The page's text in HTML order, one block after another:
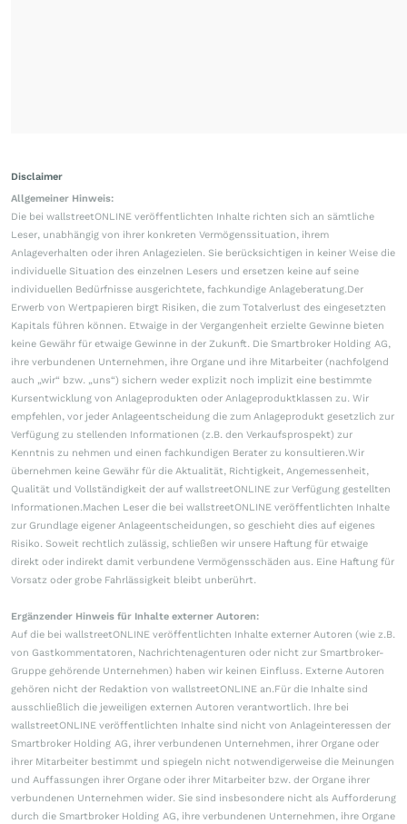
Disclaimer
Allgemeiner Hinweis:
Die bei wallstreetONLINE veröffentlichten Inhalte richten sich an sämtliche
Leser, unabhängig von ihrer konkreten Vermögenssituation, ihrem
Anlageverhalten oder ihren Anlagezielen. Sie berücksichtigen in keiner Weise die
individuelle Situation des einzelnen Lesers und ersetzen keine auf seine
individuellen Bedürfnisse ausgerichtete, fachkundige Anlageberatung.Der
Erwerb von Wertpapieren birgt Risiken, die zum Totalverlust des eingesetzten
Kapitals führen können. Etwaige in der Vergangenheit erzielte Gewinne bieten
keine Gewähr für etwaige Gewinne in der Zukunft. Die Smartbroker Holding AG,
ihre verbundenen Unternehmen, ihre Organe und ihre Mitarbeiter (nachfolgend
auch „wir“ bzw. „uns“) sichern weder explizit noch implizit eine bestimmte
Kursentwicklung von Anlageprodukten oder Anlageproduktklassen zu. Wir
empfehlen, vor jeder Anlageentscheidung die zum Anlageprodukt gesetzlich zur
Verfügung zu stellenden Informationen (z.B. den Verkaufsprospekt) zur
Kenntnis zu nehmen und einen fachkundigen Berater zu konsultieren.Wir
übernehmen keine Gewähr für die Aktualität, Richtigkeit, Angemessenheit,
Qualität und Vollständigkeit der auf wallstreetONLINE zur Verfügung gestellten
Informationen.Machen Leser die bei wallstreetONLINE veröffentlichten Inhalte
zur Grundlage eigener Anlageentscheidungen, so geschieht dies auf eigenes
Risiko. Soweit rechtlich zulässig, schließen wir unsere Haftung für etwaige
direkt oder indirekt damit verbundene Vermögensschäden aus. Eine Haftung für
Vorsatz oder grobe Fahrlässigkeit bleibt unberührt.
Ergänzender Hinweis für Inhalte externer Autoren:
Auf die bei wallstreetONLINE veröffentlichten Inhalte externer Autoren (wie z.B.
von Gastkommentatoren, Nachrichtenagenturen oder nicht zur Smartbroker-
Gruppe gehörende Unternehmen) haben wir keinen Einfluss. Externe Autoren
gehören nicht der Redaktion von wallstreetONLINE an.Für die Inhalte sind
ausschließlich die jeweiligen externen Autoren verantwortlich. Ihre bei
wallstreetONLINE veröffentlichten Inhalte sind nicht von Anlageinteressen der
Smartbroker Holding AG, ihrer verbundenen Unternehmen, ihrer Organe oder
ihrer Mitarbeiter bestimmt und spiegeln nicht notwendigerweise die Meinungen
und Auffassungen ihrer Organe oder ihrer Mitarbeiter bzw. der Organe ihrer
verbundenen Unternehmen wider. Sie sind insbesondere nicht als Aufforderung
durch die Smartbroker Holding AG, ihre verbundenen Unternehmen, ihre Organe